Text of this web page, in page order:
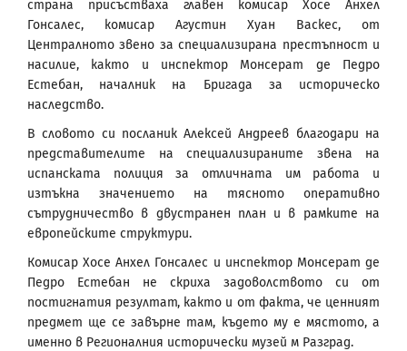
страна присъстваха главен комисар Хосе Анхел
Гонсалес, комисар Агустин Хуан Васкес, от
Централното звено за специализирана престъпност и
насилие, както и инспектор Монсерат де Педро
Естебан, началник на Бригада за историческо
наследство.
В словото си посланик Алексей Андреев благодари на
представителите на специализираните звена на
испанската полиция за отличната им работа и
изтъкна значението на тясното оперативно
сътрудничество в двустранен план и в рамките на
европейските структури.
Комисар Хосе Анхел Гонсалес и инспектор Монсерат де
Педро Естебан не скриха задоволството си от
постигнатия резултат, както и от факта, че ценният
предмет ще се завърне там, където му е мястото, а
именно в Регионалния исторически музей м Разград.